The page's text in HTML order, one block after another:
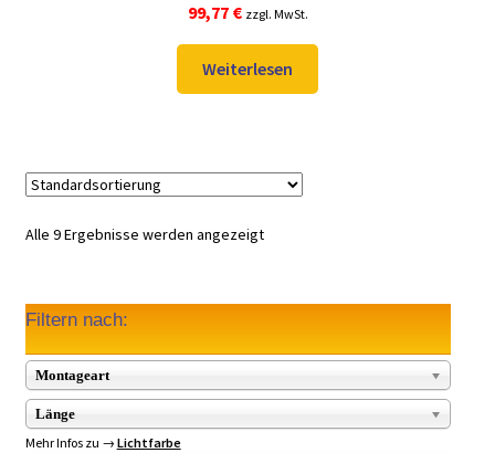
99,77 € zzgl. MwSt.
Weiterlesen
Alle 9 Ergebnisse werden angezeigt
Filtern nach:
Montageart
Länge
Mehr Infos zu → Lichtfarbe